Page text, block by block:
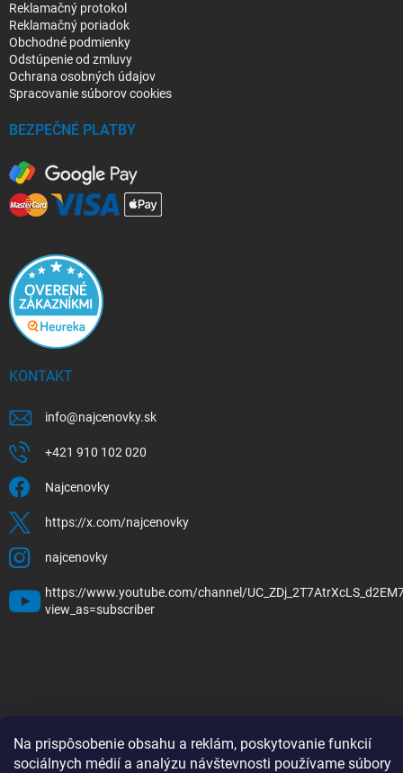
Na prispôsobenie obsahu a reklám, poskytovanie funkcií
sociálnych médií a analýzu návštevnosti používame súbory
Reklamačný protokol
Reklamačný poriadok
Obchodné podmienky
Odstúpenie od zmluvy
Ochrana osobných údajov
Spracovanie súborov cookies
BEZPEČNÉ PLATBY
KONTAKT
info@najcenovky.sk
+421 910 102 020
Najcenovky
https://x.com/najcenovky
najcenovky
https://www.youtube.com/channel/
view_as=subscriber
cookiesNastavenie | Úprava | Custom =Netmedia s.r.o.